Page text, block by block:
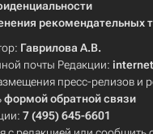
рекомендательных
Гаврилова А.В.
почты Редакции:
пресс-релизов и
формой обратной связи
7 (495) 645-6601